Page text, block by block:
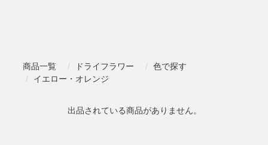
商品一覧 ドライフラワー
色で探す
イエロー・オレンジ
出品されている商品がありません。